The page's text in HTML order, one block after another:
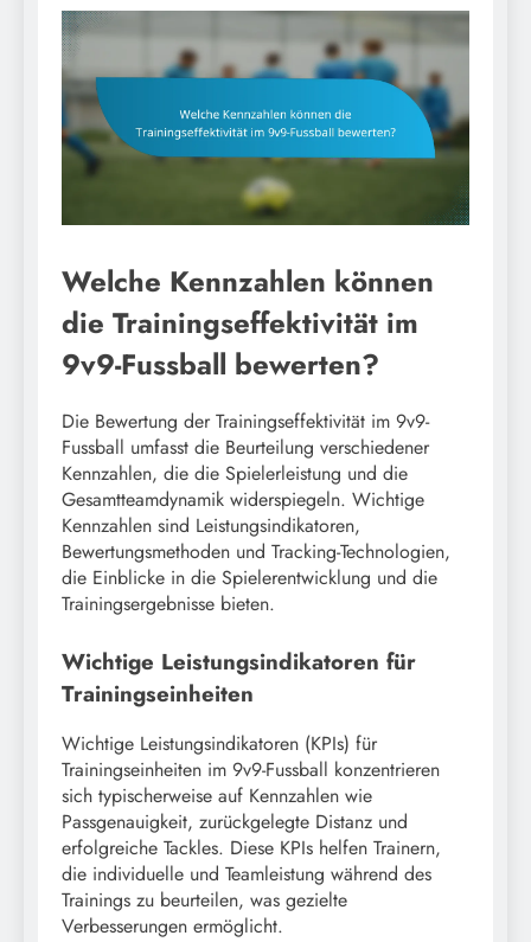
Welche Kennzahlen können
die Trainingseffektivität im
9v9-Fussball bewerten?
Die Bewertung der Trainingseffektivität im 9v9-
Fussball umfasst die Beurteilung verschiedener
Kennzahlen, die die Spielerleistung und die
Gesamtteamdynamik widerspiegeln. Wichtige
Kennzahlen sind Leistungsindikatoren,
Bewertungsmethoden und Tracking-Technologien,
die Einblicke in die Spielerentwicklung und die
Trainingsergebnisse bieten.
Wichtige Leistungsindikatoren für
Trainingseinheiten
Wichtige Leistungsindikatoren (KPIs) für
Trainingseinheiten im 9v9-Fussball konzentrieren
sich typischerweise auf Kennzahlen wie
Passgenauigkeit, zurückgelegte Distanz und
erfolgreiche Tackles. Diese KPIs helfen Trainern,
die individuelle und Teamleistung während des
Trainings zu beurteilen, was gezielte
Verbesserungen ermöglicht.